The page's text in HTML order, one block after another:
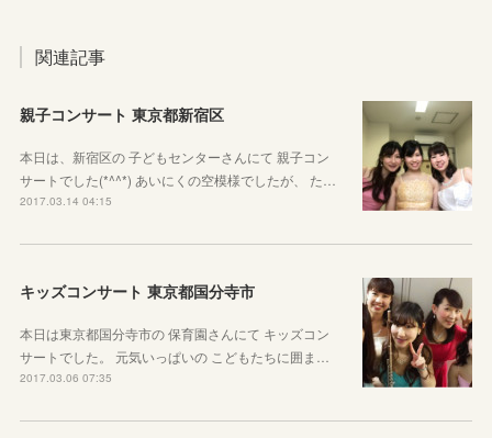
関連記事
親子コンサート 東京都新宿区
本日は、新宿区の 子どもセンターさんにて 親子コン
サートでした(*^^*) あいにくの空模様でしたが、 た…
2017.03.14 04:15
キッズコンサート 東京都国分寺市
本日は東京都国分寺市の 保育園さんにて キッズコン
サートでした。 元気いっぱいの こどもたちに囲ま…
2017.03.06 07:35